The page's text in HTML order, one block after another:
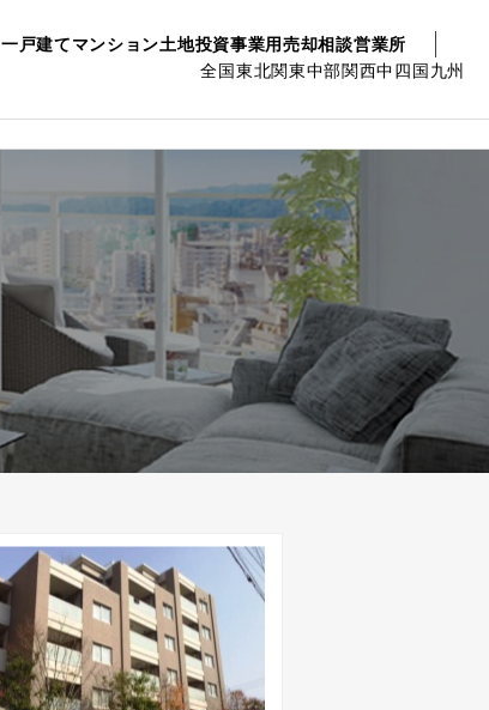
一戸建てマンション土地投資事業用売却相談営業所
全国東北関東中部関西中四国九州